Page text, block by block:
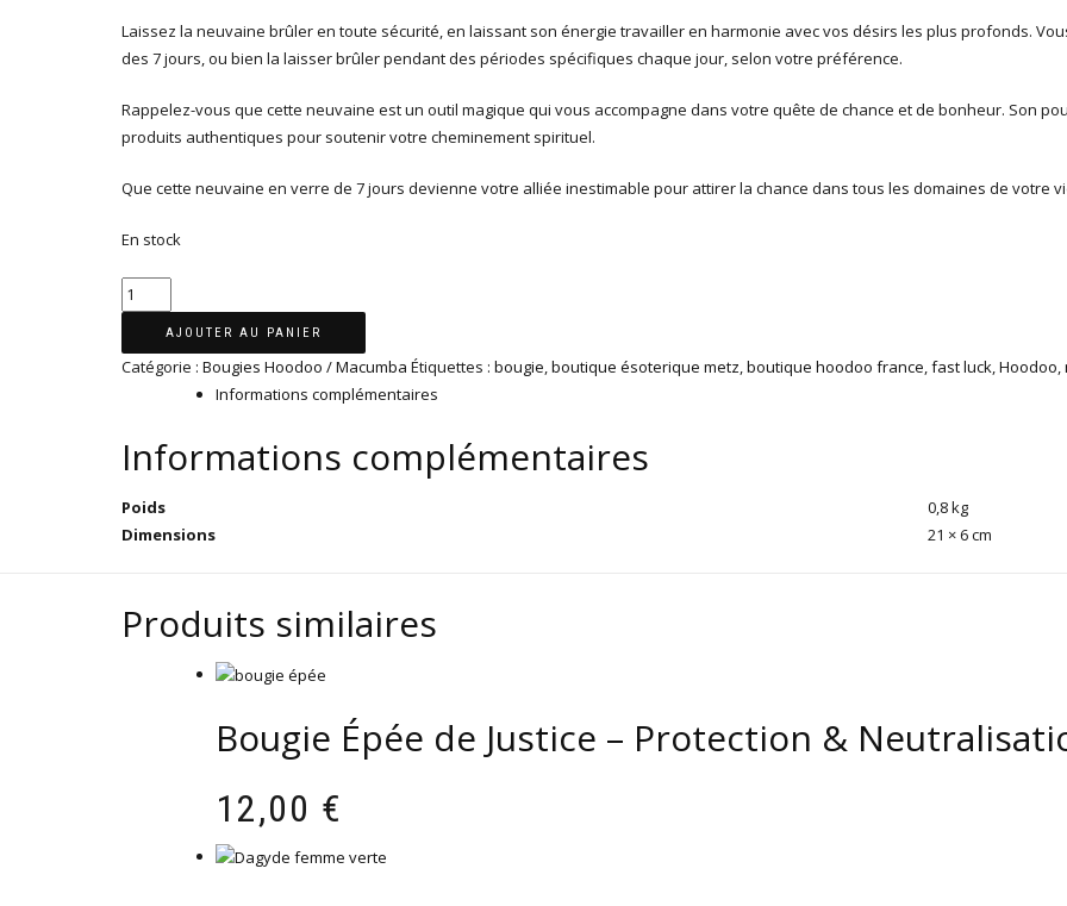
Laissez la neuvaine brûler en toute sécurité, en laissant son énergie travailler en harmonie avec vos désirs les plus profonds.
des 7 jours, ou bien la laisser brûler pendant des périodes spécifiques chaque jour, selon votre préférence.
Rappelez-vous que cette neuvaine est un outil magique qui vous accompagne dans votre quête de chance et de bonheur. Son
produits authentiques pour soutenir votre cheminement spirituel.
Que cette neuvaine en verre de 7 jours devienne votre alliée inestimable pour attirer la chance dans tous les domaines de votre
En stock
quantité
de
Bougie
chargée
(chance
AJOUTER AU PANIER
Catégorie : Bougies Hoodoo / Macumba Étiquettes : bougie,boutique ésoterique metz,boutique hoodoo france,fast luck,Hoodoo,
Informations complémentaires
Informations complémentaires
Poids
0,8 kg
Dimensions
21 × 6 cm
Produits similaires
Bougie Épée de Justice – Protection &
12,00 €